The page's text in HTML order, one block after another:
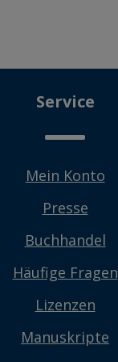
Service
Mein Konto
Presse
Buchhandel
Häufige Fragen
Lizenzen
Manuskripte